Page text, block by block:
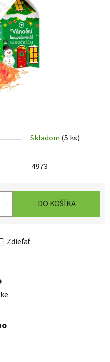
Skladom (5 ks)
4973
DO KOŠÍKA
Zdieľať